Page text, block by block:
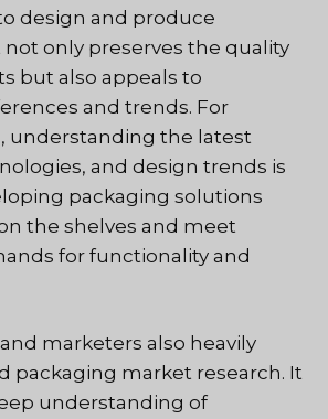
design and produce
only preserves the quality
but also appeals to
and trends. For
understanding the latest
and design trends is
packaging solutions
the shelves and meet
for functionality and
and marketers also heavily
packaging market research. It
understanding of